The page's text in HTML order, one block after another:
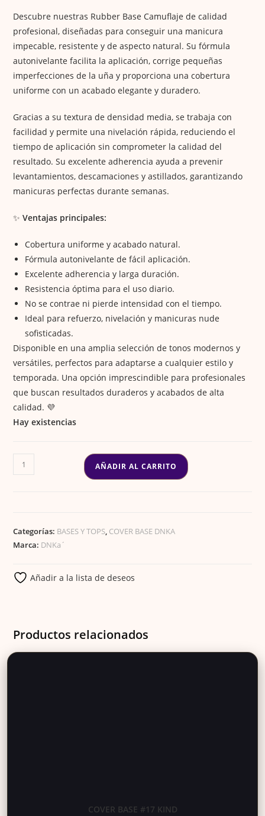
Descubre nuestras Rubber Base Camuflaje de calidad
profesional, diseñadas para conseguir una manicura
impecable, resistente y de aspecto natural. Su fórmula
autonivelante facilita la aplicación, corrige pequeñas
imperfecciones de la uña y proporciona una cobertura
uniforme con un acabado elegante y duradero.
Gracias a su textura de densidad media, se trabaja con
facilidad y permite una nivelación rápida, reduciendo el
tiempo de aplicación sin comprometer la calidad del
resultado. Su excelente adherencia ayuda a prevenir
levantamientos, descamaciones y astillados, garantizando
manicuras perfectas durante semanas.
✨Ventajas principales:
Cobertura uniforme y acabado natural.
Fórmula autonivelante de fácil aplicación.
Excelente adherencia y larga duración.
Resistencia óptima para el uso diario.
No se contrae ni pierde intensidad con el tiempo.
Ideal para refuerzo, nivelación y manicuras nude
sofisticadas.
Disponible en una amplia selección de tonos modernos y
versátiles, perfectos para adaptarse a cualquier estilo y
temporada. Una opción imprescindible para profesionales
que buscan resultados duraderos y acabados de alta
calidad. 💜
Hay existencias
COVER
BASE
AÑADIR AL CARRITO
Categorías: BASES Y TOPS, COVER BASE DNKA
Marca: DNKa´
Añadir a la lista de deseos
Productos relacionados
COVER BASE #17 KIND